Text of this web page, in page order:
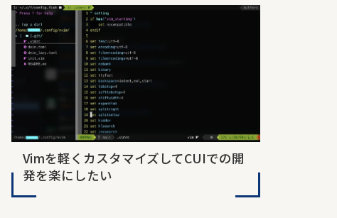
Vimを軽くカスタマイズしてCUIでの開
発を楽にしたい